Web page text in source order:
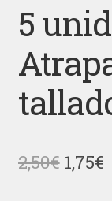
5
2,50€ El
1,75€El